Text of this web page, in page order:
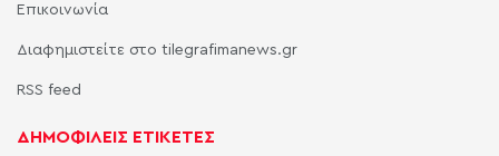
Επικοινωνία
Διαφημιστείτε στο tilegrafimanews.gr
RSS feed
ΔΗΜΟΦΙΛΕΙΣ ΕΤΙΚΕΤΕΣ